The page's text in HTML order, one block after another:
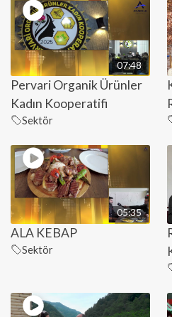
07:48
Pervari Organik Ürünler
Kadın Kooperatifi
Sektör
05:35
ALA KEBAP
Sektör